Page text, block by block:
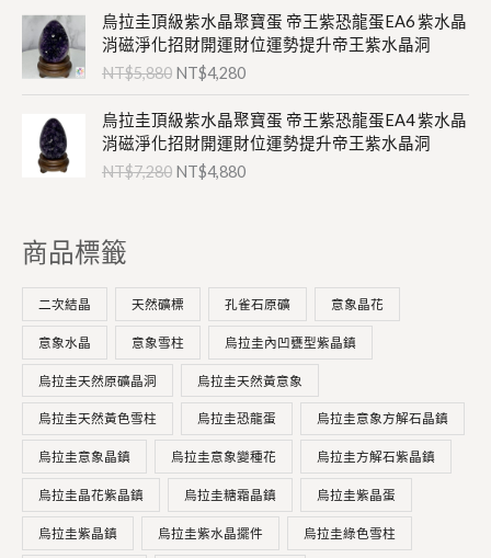
N
T
$
4
,
2
8
N
T
$
2
,
8
8
烏拉圭頂級紫水晶聚寶蛋 帝王紫恐龍蛋EA6 紫水晶
消磁淨化招財開運財位運勢提升帝王紫水晶洞
NT$5,880
原
始
價
格
N
T
$
0
。
NT$4,280
目
前
價
格
N
T
$
0
。
烏拉圭頂級紫水晶聚寶蛋 帝王紫恐龍蛋EA4 紫水晶
消磁淨化招財開運財位運勢提升帝王紫水晶洞
NT$7,280
原
始
價
格
7
,
2
8
。
NT$4,880
目
前
價
格
4
,
8
8
0
。
商品標籤
二次結晶 天然礦標 孔雀石原礦 意象晶花
意象水晶 意象雪柱 烏拉圭內凹甕型紫晶鎮
烏拉圭天然原礦晶洞 烏拉圭天然黃意象
烏拉圭天然黃色雪柱 烏拉圭恐龍蛋 烏拉圭意象方解石晶鎮
烏拉圭意象晶鎮 烏拉圭意象變種花 烏拉圭方解石紫晶鎮
烏拉圭晶花紫晶鎮 烏拉圭糖霜晶鎮 烏拉圭紫晶蛋
烏拉圭紫晶鎮 烏拉圭紫水晶擺件 烏拉圭綠色雪柱